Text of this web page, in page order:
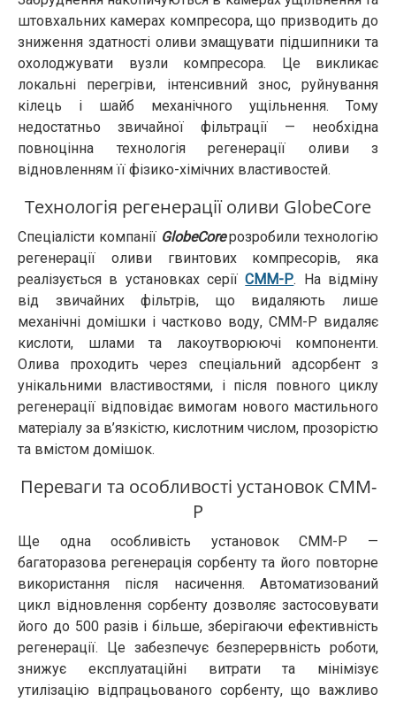
штовхальних камерах компресора, що призводить до
зниження здатності оливи змащувати підшипники та
охолоджувати вузли компресора. Це викликає
локальні перегріви, інтенсивний знос, руйнування
кілець і шайб механічного ущільнення. Тому
недостатньо звичайної фільтрації — необхідна
повноцінна технологія регенерації оливи з
відновленням її фізико-хімічних властивостей.
Технологія регенерації оливи GlobeCore
Спеціалісти компанії GlobeCoreрозробили технологію
регенерації оливи гвинтових компресорів, яка
реалізується в установках серіїСММ-Р. На відміну
від звичайних фільтрів, що видаляють лише
механічні домішки і частково воду, СММ-Р видаляє
кислоти, шлами та лакоутворюючі компоненти.
Олива проходить через спеціальний адсорбент з
унікальними властивостями, і після повного циклу
регенерації відповідає вимогам нового мастильного
матеріалу за в’язкістю, кислотним числом, прозорістю
та вмістом домішок.
Переваги та особливості установок СММ-
Р
Ще одна особливість установок СММ-Р —
багаторазова регенерація сорбенту та його повторне
використання після насичення. Автоматизований
цикл відновлення сорбенту дозволяє застосовувати
його до 500 разів і більше, зберігаючи ефективність
регенерації. Це забезпечує безперервність роботи,
знижує експлуатаційні витрати та мінімізує
утилізацію відпрацьованого сорбенту, що важливо